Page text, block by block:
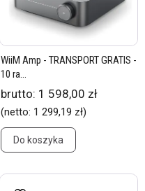
WiiM Amp - TRANSPORT GRATIS -
10 ra...
brutto: 1 598,00 zł
(netto: 1 299,19 zł)
Do koszyka